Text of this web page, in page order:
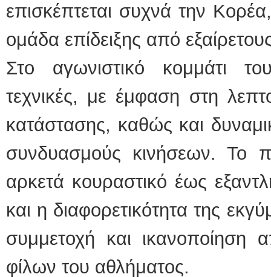
επισκέπτεται συχνά την
ομάδα επίδειξης από
Στο αγωνιστικό κομμάτι
τεχνικές, με έμφαση στη
κατάστασης, καθώς και
συνδυασμούς κινήσεων. Το
αρκετά κουραστικό έως
και η διαφορετικότητα της
συμμετοχή και
φίλων του αθλήματος.